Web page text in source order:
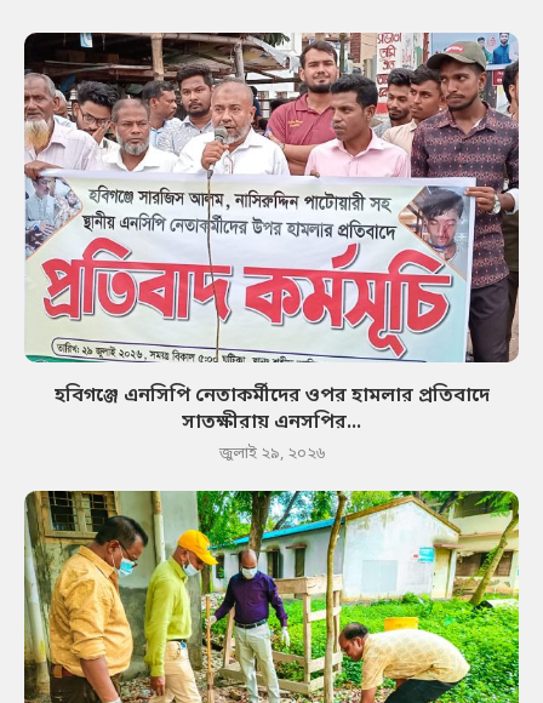
হবিগঞ্জে এনসিপি নেতাকর্মীদের ওপর হামলার প্রতিবাদে
সাতক্ষীরায় এনসপির...
জুলাই ২৯, ২০২৬